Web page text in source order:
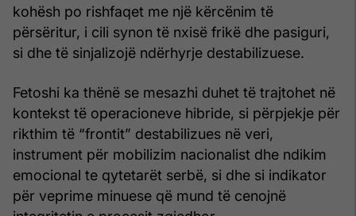
kohësh po rishfaqet me një kërcënim të
përsëritur, i cili synon të nxisë frikë dhe pasiguri,
si dhe të sinjalizojë ndërhyrje destabilizuese.
Fetoshi ka thënë se mesazhi duhet të trajtohet në
kontekst të operacioneve hibride, si përpjekje për
rikthim të “frontit” destabilizues në veri,
instrument për mobilizim nacionalist dhe ndikim
emocional te qytetarët serbë, si dhe si indikator
për veprime minuese që mund të cenojnë